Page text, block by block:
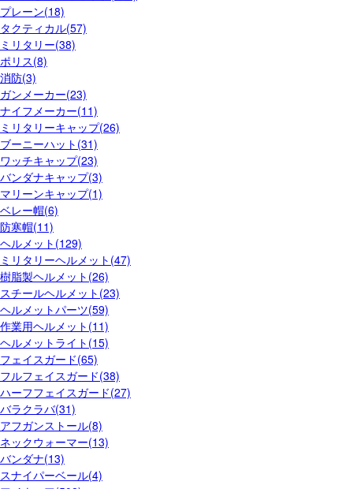
プレーン(18)
タクティカル(57)
ミリタリー(38)
ポリス(8)
消防(3)
ガンメーカー(23)
ナイフメーカー(11)
ミリタリーキャップ(26)
ブーニーハット(31)
ワッチキャップ(23)
バンダナキャップ(3)
マリーンキャップ(1)
ベレー帽(6)
防寒帽(11)
ヘルメット(129)
ミリタリーヘルメット(47)
樹脂製ヘルメット(26)
スチールヘルメット(23)
ヘルメットパーツ(59)
作業用ヘルメット(11)
ヘルメットライト(15)
フェイスガード(65)
フルフェイスガード(38)
ハーフフェイスガード(27)
バラクラバ(31)
アフガンストール(8)
ネックウォーマー(13)
バンダナ(13)
スナイパーベール(4)